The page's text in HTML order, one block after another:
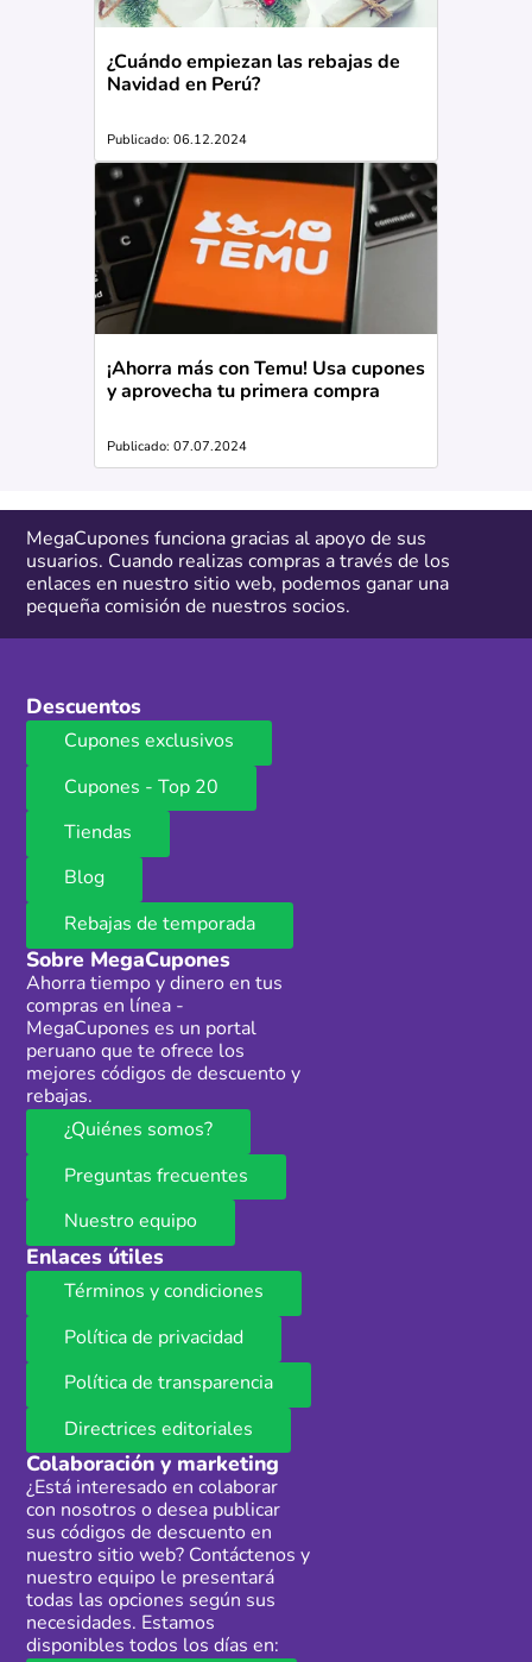
¿Cuándo empiezan las rebajas de
Navidad en Perú?
Publicado: 06.12.2024
¡Ahorra más con Temu! Usa cupones
y aprovecha tu primera compra
Publicado: 07.07.2024
MegaCupones funciona gracias al apoyo de sus
usuarios. Cuando realizas compras a través de los
enlaces en nuestro sitio web, podemos ganar una
pequeña comisión de nuestros socios.
Descuentos
Cupones exclusivos
Cupones - Top 20
Tiendas
Blog
Rebajas de temporada
Sobre MegaCupones
Ahorra tiempo y dinero en tus
compras en línea -
MegaCupones es un portal
peruano que te ofrece los
mejores códigos de descuento y
rebajas.
¿Quiénes somos?
Preguntas frecuentes
Nuestro equipo
Enlaces útiles
Términos y condiciones
Política de privacidad
Política de transparencia
Directrices editoriales
Colaboración y marketing
¿Está interesado en colaborar
con nosotros o desea publicar
sus códigos de descuento en
nuestro sitio web? Contáctenos y
nuestro equipo le presentará
todas las opciones según sus
necesidades. Estamos
disponibles todos los días en: